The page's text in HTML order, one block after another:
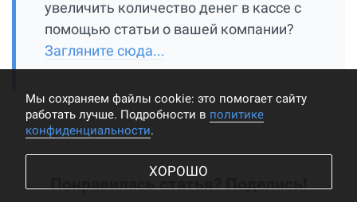
увеличить количество денег в кассе с
помощью статьи о вашей компании?
Загляните сюда...
Понравилась статья? Поделись!
Мы cохраняем файлы cookie: это помогает сайту
работать лучше. Подробности в политике
конфиденциальности.
ХОРОШО